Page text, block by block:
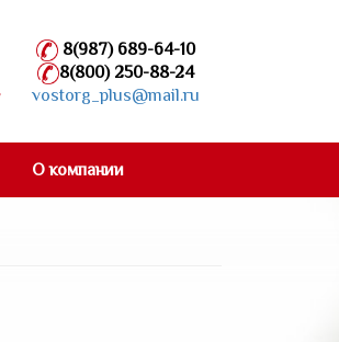
8(987) 689-64-10
8(800) 250-88-24
vostorg_plus@mail.ru
О компании